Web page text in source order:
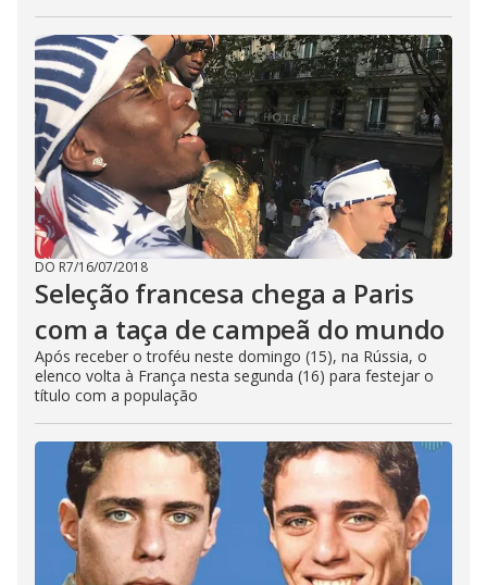
DO R7/16/07/2018
Seleção francesa chega a Paris
com a taça de campeã do mundo
Após receber o troféu neste domingo (15), na Rússia, o
elenco volta à França nesta segunda (16) para festejar o
título com a população